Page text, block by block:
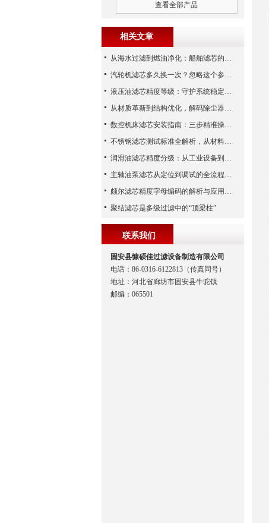
查看全部产品
相关文章
从海水过滤到燃油净化：船舶滤芯的多场景应用解析
汽轮机滤芯多久换一次？忽略这个参数，机组非停损失可能上百万！
液压油滤芯精度等级：守护系统稳定与寿命的“微米标尺”
从材质革新到结构优化，解码除尘器滤芯性能跃升的核心逻辑
数控机床滤芯安装指南：三步精准操作，杜绝设备“亚健康”
不锈钢滤芯测试标准全解析，从材料性能到应用场景的严苛验证
润滑油滤芯精度分级：从工业设备到精密系统的过滤密码
主轴油泵滤芯从定位到调试的全流程解析
颇尔滤芯精度字母编码的解析与应用指南
聚结滤芯是多级过滤中的“顶梁柱”
联系我们
固安县慷硕佳过滤设备制造有限公司
电话：86-0316-6122813（传真同号）
地址：河北省廊坊市固安县牛驼镇
邮编：065501